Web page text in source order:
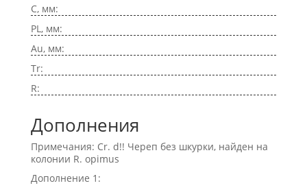
C, мм:
PL, мм:
Au, мм:
Tr:
R:
Дополнения
Примечания: Cr. d!! Череп без шкурки, найден на
колонии R. opimus
Дополнение 1: